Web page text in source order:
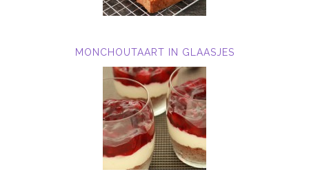
MONCHOUTAART IN GLAASJES